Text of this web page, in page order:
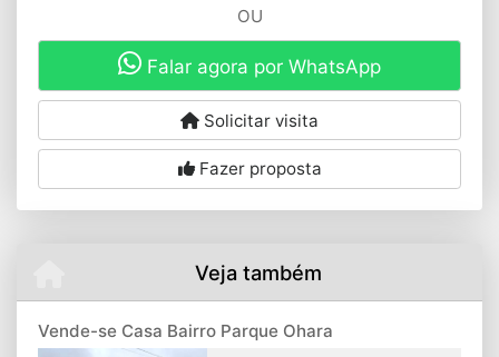
OU
Falar agora por WhatsApp
Solicitar visita
Fazer proposta
Veja também
Vende-se Casa Bairro Parque Ohara